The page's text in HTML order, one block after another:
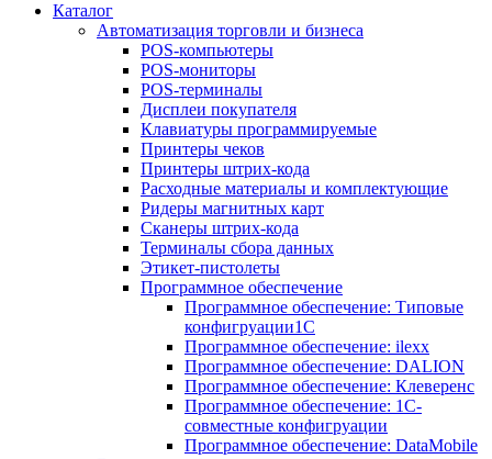
Каталог
Автоматизация торговли и бизнеса
POS-компьютеры
POS-мониторы
POS-терминалы
Дисплеи покупателя
Клавиатуры программируемые
Принтеры чеков
Принтеры штрих-кода
Расходные материалы и комплектующие
Ридеры магнитных карт
Сканеры штрих-кода
Терминалы сбора данных
Этикет-пистолеты
Программное обеспечение
Программное обеспечение: Типовые
конфигруации1С
Программное обеспечение: ilexx
Программное обеспечение: DALION
Программное обеспечение: Клеверенс
Программное обеспечение: 1С-
совместные конфигруации
Программное обеспечение: DataMobile